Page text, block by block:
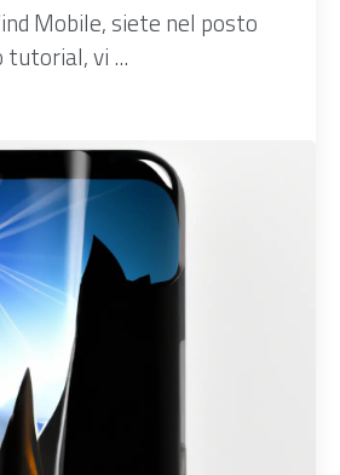
Mobile, siete nel posto
tutorial, vi ...